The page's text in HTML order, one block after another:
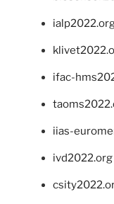
ifac-
iias-
ivd2022.org